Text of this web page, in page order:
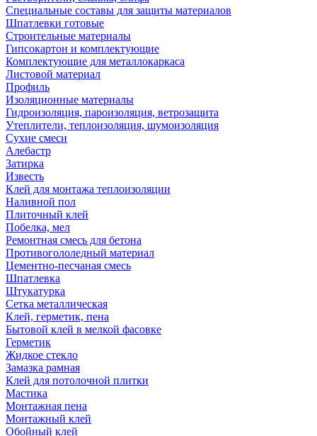
Специальные составы для защиты материалов
Шпатлевки готовые
Строительные материалы
Гипсокартон и комплектующие
Комплектующие для металлокаркаса
Листовой материал
Профиль
Изоляционные материалы
Гидроизоляция, пароизоляция, ветрозащита
Утеплители, теплоизоляция, шумоизоляция
Сухие смеси
Алебастр
Затирка
Известь
Клей для монтажа теплоизоляции
Наливной пол
Плиточный клей
Побелка, мел
Ремонтная смесь для бетона
Противогололедный материал
Цементно-песчаная смесь
Шпатлевка
Штукатурка
Сетка металлическая
Клей, герметик, пена
Бытовой клей в мелкой фасовке
Герметик
Жидкое стекло
Замазка рамная
Клей для потолочной плитки
Мастика
Монтажная пена
Монтажный клей
Обойный клей